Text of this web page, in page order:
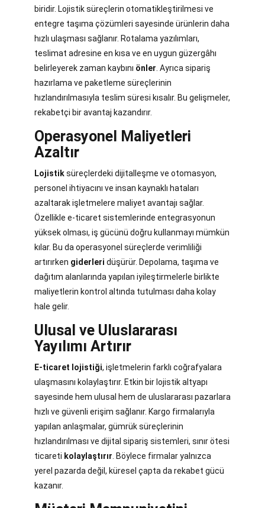
biridir. Lojistik süreçlerin otomatikleştirilmesi ve
entegre taşıma çözümleri sayesinde ürünlerin daha
hızlı ulaşması sağlanır. Rotalama yazılımları,
teslimat adresine en kısa ve en uygun güzergâhı
belirleyerek zaman kaybını önler. Ayrıca sipariş
hazırlama ve paketleme süreçlerinin
hızlandırılmasıyla teslim süresi kısalır. Bu gelişmeler,
rekabetçi bir avantaj kazandırır.
Operasyonel Maliyetleri
Azaltır
Lojistiksüreçlerdeki dijitalleşme ve otomasyon,
personel ihtiyacını ve insan kaynaklı hataları
azaltarak işletmelere maliyet avantajı sağlar.
Özellikle e-ticaret sistemlerinde entegrasyonun
yüksek olması, iş gücünü doğru kullanmayı mümkün
kılar. Bu da operasyonel süreçlerde verimliliği
artırırken giderleri düşürür. Depolama, taşıma ve
dağıtım alanlarında yapılan iyileştirmelerle birlikte
maliyetlerin kontrol altında tutulması daha kolay
hale gelir.
Ulusal ve Uluslararası
Yayılımı Artırır
E-ticaret lojistiği, işletmelerin farklı coğrafyalara
ulaşmasını kolaylaştırır. Etkin bir lojistik altyapı
sayesinde hem ulusal hem de uluslararası pazarlara
hızlı ve güvenli erişim sağlanır. Kargo firmalarıyla
yapılan anlaşmalar, gümrük süreçlerinin
hızlandırılması ve dijital sipariş sistemleri, sınır ötesi
ticareti kolaylaştırır. Böylece firmalar yalnızca
yerel pazarda değil, küresel çapta da rekabet gücü
kazanır.